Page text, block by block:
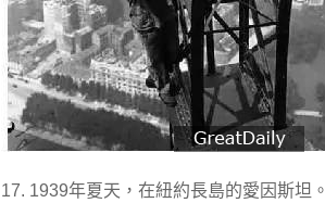
17. 1939年夏天，在紐約長島的愛因斯坦。